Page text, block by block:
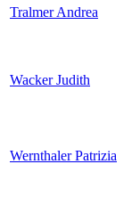
Tralmer Andrea
Wacker Judith
Wernthaler Patrizia